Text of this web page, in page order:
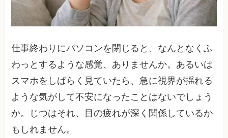
仕事終わりにパソコンを閉じると、なんとなくふ
わっとするような感覚、ありませんか。あるいは
スマホをしばらく見ていたら、急に視界が揺れる
ような気がして不安になったことはないでしょう
か。じつはそれ、目の疲れが深く関係しているか
もしれません。